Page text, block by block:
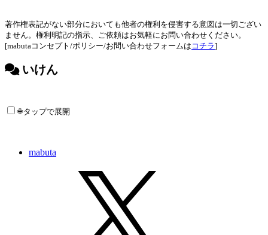
著作権表記がない部分においても他者の権利を侵害する意図は一切ござい
ません。権利明記の指示、ご依頼はお気軽にお問い合わせください。
[mabutaコンセプト/ポリシー/お問い合わせフォームは コチラ]
いけん
✙タップで展開
mabuta